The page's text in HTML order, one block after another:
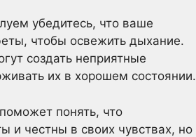
убедитесь, что ваше
чтобы освежить дыхание.
создать неприятные
их в хорошем состоянии.
понять, что
и честны в своих чувствах, но